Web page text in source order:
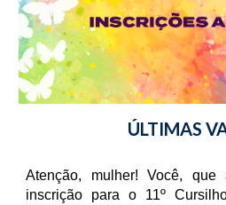
ÚLTIMAS
Atenção, mulher! Você,
inscrição para o 11º